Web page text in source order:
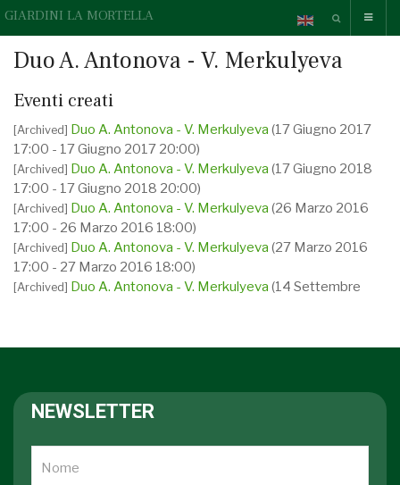
GIARDINI LA MORTELLA
Duo A. Antonova - V. Merkulyeva
Eventi creati
[Archived] Duo A. Antonova - V. Merkulyeva (17 Giugno 2017
17:00 - 17 Giugno 2017 20:00)
[Archived] Duo A. Antonova - V. Merkulyeva (17 Giugno 2018
17:00 - 17 Giugno 2018 20:00)
[Archived] Duo A. Antonova - V. Merkulyeva (26 Marzo 2016
17:00 - 26 Marzo 2016 18:00)
[Archived] Duo A. Antonova - V. Merkulyeva (27 Marzo 2016
17:00 - 27 Marzo 2016 18:00)
[Archived] Duo A. Antonova - V. Merkulyeva (14 Settembre
2013 17:00 - 15 Settembre 2013 18:00)
[Archived] Duo A. Antonova - V. Merkulyeva
[Archived] Duo A. Antonova - V. Merkulyeva(25 Aprile 2015
17:00 - 25 Aprile 2015 18:00)
NEWSLETTER